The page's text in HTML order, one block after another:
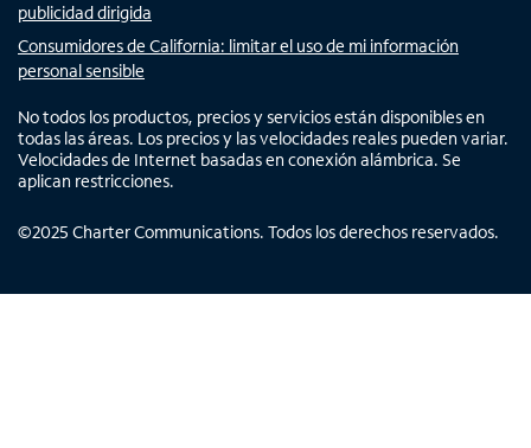
publicidad dirigida
Consumidores de California: limitar el uso de mi información
personal sensible
No todos los productos, precios y servicios están disponibles en
todas las áreas. Los precios y las velocidades reales pueden variar.
Velocidades de Internet basadas en conexión alámbrica. Se
aplican restricciones.
©2025 Charter Communications. Todos los derechos reservados.